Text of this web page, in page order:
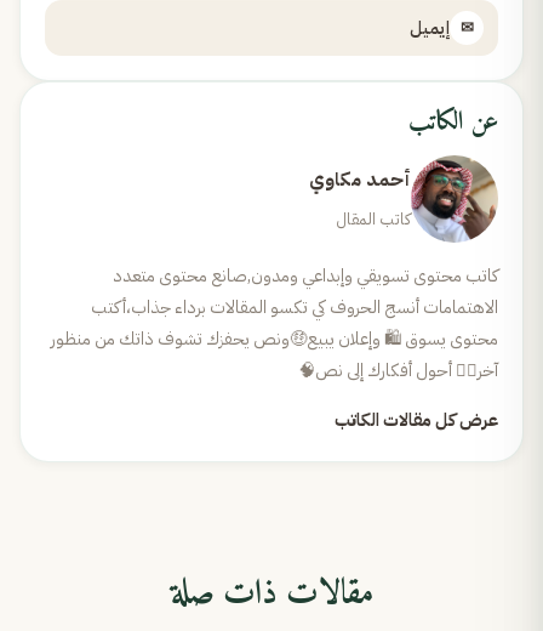
✉ إيميل
عن الكاتب
أحمد مكاوي
كاتب المقال
كاتب محتوى تسويقي وإبداعي ومدون,صانع محتوى متعدد
الاهتمامات أنسج الحروف كي تكسو المقالات برداء جذاب،أكتب
محتوى يسوق 🛍 وإعلان يبيع🤑ونص يحفزك تشوف ذاتك من منظور
آخر😶‍🌫️ أحول أفكارك إلى نص🧠
عرض كل مقالات الكاتب
مقالات ذات صلة